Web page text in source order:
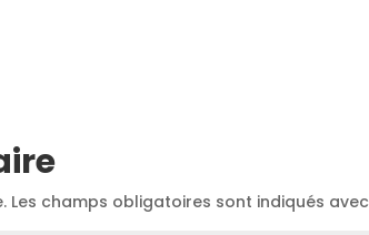
Les champs obligatoires sont indiqués avec